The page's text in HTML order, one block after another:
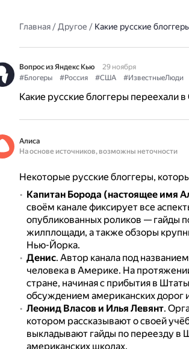
Главная/Другое / Какие русские
Вопрос из Яндекс Кью
29 ноября
#Блогеры
#Россия #США #ИзвестныеЛюди
Какие русские блоггеры переехали
Алиса
На основе источников, возможны неточности
Некоторые русские блоггеры,
Капитан Борода (настоящее имя
своём канале фиксирует все
опубликованных роликов — гайды
жилплощади, а также обзоры
Нью-Йорка.
Денис. Автор канала под
человека в Америке. На
стране, начиная с прибытия в
обсуждением американских дорог
Леонид Власов и Илья Левянт.
котором рассказывают о своей
выкладывают гайды по переезду в
американских школах.